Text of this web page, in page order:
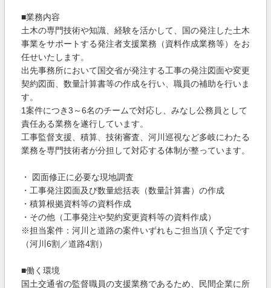
■業務内容
土木の専門技術や知識、経験を活かして、国の発注した土木
事業をサポートする発注者支援業務（資料作成業務等）をお
任せいたします。
出先事務所において国交省が発注する工事の発注図面や変更
契約図面、数量計算書等の作成を行い、職員の補助を行いま
す。
1案件につき3～6名のチームで対応し、みなし公務員として
責任ある業務を遂行しています。
工事監督支援、積算、技術審査、河川巡視など多岐にわたる
業務を専門技術者が分担して対応する体制が整っています。
・ 図面修正に必要な現地調査
・工事発注図面及び数量総括表（数量計算書）の作成
・積算根拠資料等の資料作成
・その他（工事発注や契約変更資料等の資料作成）
※担当案件：河川と道路の案件いずれもご担当頂く予定です
（河川6割／道路4割）
■働く環境
国土交通省の監督職員の支援業務であるため、民間企業に所